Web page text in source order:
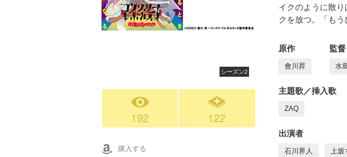
シーズン2
192 122
購入する
イクのように散
クを放つ。「も
原作
會川昇
監督
水
主題歌／挿入歌
ZAQ
出演者
石川界人 上坂